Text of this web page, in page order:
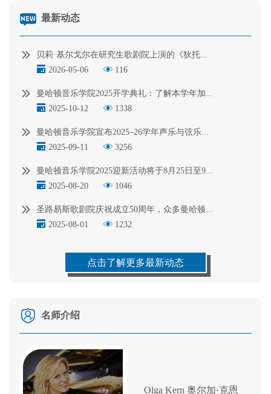
最新动态
贝莉·基尔戈尔在研究生歌剧院上演的《狄托...
2026-05-06
116
曼哈顿音乐学院2025开学典礼：了解本学年加...
2025-10-12
1338
曼哈顿音乐学院宣布2025–26学年声乐与弦乐...
2025-09-11
3256
曼哈顿音乐学院2025迎新活动将于8月25日至9...
2025-08-20
1046
圣路易斯歌剧院庆祝成立50周年，众多曼哈顿...
2025-08-01
1232
点击了解更多最新动态
名师介绍
Olga Kern 奥尔加·克恩